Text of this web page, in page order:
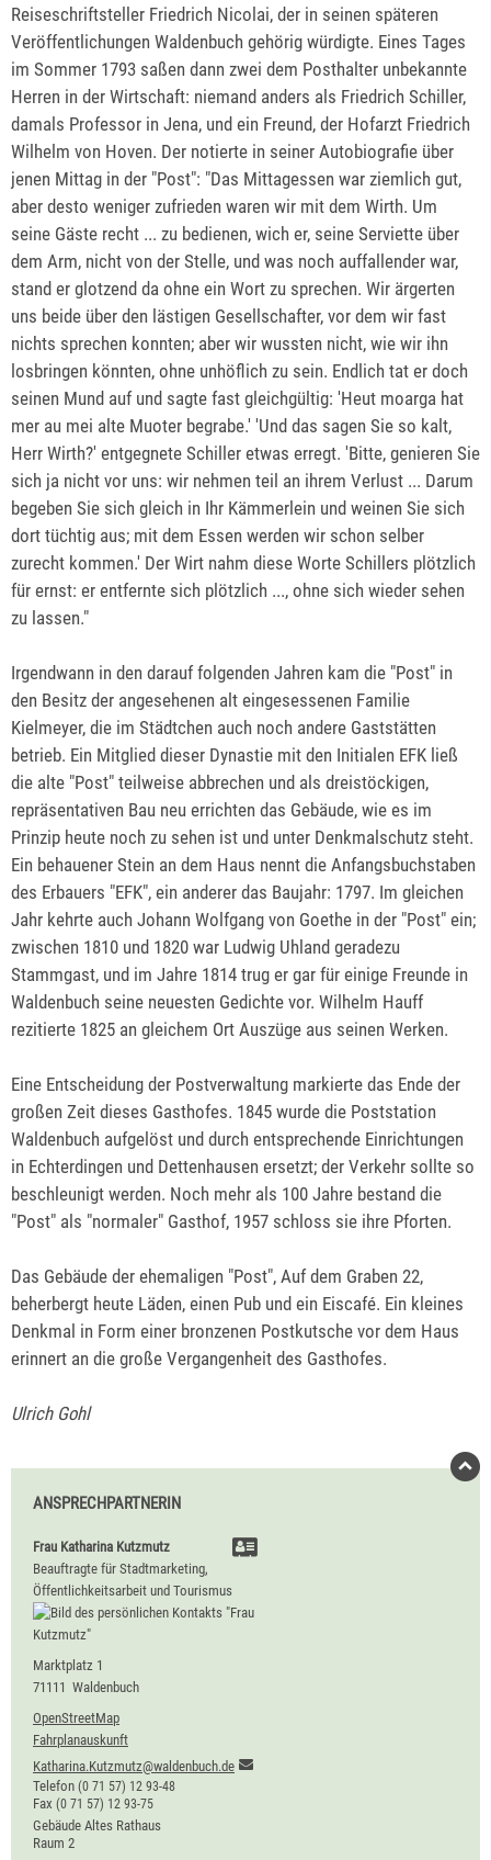
Reiseschriftsteller Friedrich Nicolai, der in seinen späteren
Veröffentlichungen Waldenbuch gehörig würdigte. Eines Tages
im Sommer 1793 saßen dann zwei dem Posthalter unbekannte
Herren in der Wirtschaft: niemand anders als Friedrich Schiller,
damals Professor in Jena, und ein Freund, der Hofarzt Friedrich
Wilhelm von Hoven. Der notierte in seiner Autobiografie über
jenen Mittag in der "Post": "Das Mittagessen war ziemlich gut,
aber desto weniger zufrieden waren wir mit dem Wirth. Um
seine Gäste recht ... zu bedienen, wich er, seine Serviette über
dem Arm, nicht von der Stelle, und was noch auffallender war,
stand er glotzend da ohne ein Wort zu sprechen. Wir ärgerten
uns beide über den lästigen Gesellschafter, vor dem wir fast
nichts sprechen konnten; aber wir wussten nicht, wie wir ihn
losbringen könnten, ohne unhöflich zu sein. Endlich tat er doch
seinen Mund auf und sagte fast gleichgültig: 'Heut moarga hat
mer au mei alte Muoter begrabe.' 'Und das sagen Sie so kalt,
Herr Wirth?' entgegnete Schiller etwas erregt. 'Bitte, genieren Sie
sich ja nicht vor uns: wir nehmen teil an ihrem Verlust ... Darum
begeben Sie sich gleich in Ihr Kämmerlein und weinen Sie sich
dort tüchtig aus; mit dem Essen werden wir schon selber
zurecht kommen.' Der Wirt nahm diese Worte Schillers plötzlich
für ernst: er entfernte sich plötzlich ..., ohne sich wieder sehen
zu lassen."
Irgendwann in den darauf folgenden Jahren kam die "Post" in
den Besitz der angesehenen alt eingesessenen Familie
Kielmeyer, die im Städtchen auch noch andere Gaststätten
betrieb. Ein Mitglied dieser Dynastie mit den Initialen EFK ließ
die alte "Post" teilweise abbrechen und als dreistöckigen,
repräsentativen Bau neu errichten das Gebäude, wie es im
Prinzip heute noch zu sehen ist und unter Denkmalschutz steht.
Ein behauener Stein an dem Haus nennt die Anfangsbuchstaben
des Erbauers "EFK", ein anderer das Baujahr: 1797. Im gleichen
Jahr kehrte auch Johann Wolfgang von Goethe in der "Post" ein;
zwischen 1810 und 1820 war Ludwig Uhland geradezu
Stammgast, und im Jahre 1814 trug er gar für einige Freunde in
Waldenbuch seine neuesten Gedichte vor. Wilhelm Hauff
rezitierte 1825 an gleichem Ort Auszüge aus seinen Werken.
Eine Entscheidung der Postverwaltung markierte das Ende der
großen Zeit dieses Gasthofes. 1845 wurde die Poststation
Waldenbuch aufgelöst und durch entsprechende Einrichtungen
in Echterdingen und Dettenhausen ersetzt; der Verkehr sollte so
beschleunigt werden. Noch mehr als 100 Jahre bestand die
"Post" als "normaler" Gasthof, 1957 schloss sie ihre Pforten.
Das Gebäude der ehemaligen "Post", Auf dem Graben 22,
beherbergt heute Läden, einen Pub und ein Eiscafé. Ein kleines
Denkmal in Form einer bronzenen Postkutsche vor dem Haus
erinnert an die große Vergangenheit des Gasthofes.
Ulrich Gohl
ANSPRECHPARTNERIN
Frau Katharina Kutzmutz
Beauftragte für Stadtmarketing,
Öffentlichkeitsarbeit und Tourismus
Marktplatz 1
71111 Waldenbuch
OpenStreetMap
Fahrplanauskunft
Katharina.Kutzmutz@waldenbuch.de
Telefon (0 71 57) 12 93-48
Fax (0 71 57) 12 93-75
Gebäude Altes Rathaus
Raum 2